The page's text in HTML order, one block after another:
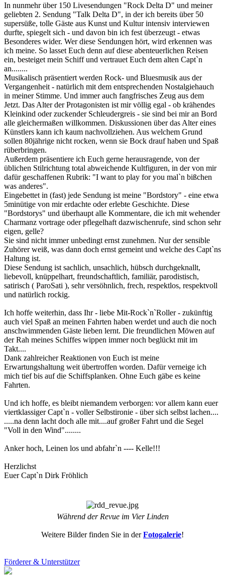
In nunmehr über 150 Livesendungen "Rock Delta D" und meiner
geliebten 2. Sendung "Talk Delta D", in der ich bereits über 50
supersüße, tolle Gäste aus Kunst und Kultur intensiv interviewen
durfte, spiegelt sich - und davon bin ich fest überzeugt - etwas
Besonderes wider. Wer diese Sendungen hört, wird erkennen was
ich meine. So lasset Euch denn auf diese abenteuerlichen Reisen
ein, besteiget mein Schiff und vertrauet Euch dem alten Capt`n
an........
Musikalisch präsentiert werden Rock- und Bluesmusik aus der
Vergangenheit - natürlich mit dem entsprechenden Nostalgiehauch
in meiner Stimme. Und immer auch fangfrisches Zeug aus dem
Jetzt. Das Alter der Protagonisten ist mir völlig egal - ob krähendes
Kleinkind oder zuckender Schleudergreis - sie sind bei mir an Bord
alle gleichermaßen willkommen. Diskussionen über das Alter eines
Künstlers kann ich kaum nachvollziehen. Aus welchem Grund
sollen 80jährige nicht rocken, wenn sie Bock drauf haben und Spaß
rüberbringen.
Außerdem präsentiere ich Euch gerne herausragende, von der
üblichen Stilrichtung total abweichende Kultfiguren, in der von mir
dafür geschaffenen Rubrik: "I want to play for you mal`n bißchen
was anderes".
Eingebettet in (fast) jede Sendung ist meine "Bordstory" - eine etwa
5minütige von mir erdachte oder erlebte Geschichte. Diese
"Bordstorys" und überhaupt alle Kommentare, die ich mit wehender
Charmanz vortrage oder pflegelhaft dazwischenrufe, sind schon sehr
eigen, gelle?
Sie sind nicht immer unbedingt ernst zunehmen. Nur der sensible
Zuhörer weiß, was dann doch ernst gemeint und welche des Capt`ns
Haltung ist.
Diese Sendung ist sachlich, unsachlich, hübsch durchgeknallt,
liebevoll, knüppelhart, freundschaftlich, familiär, parodistisch,
satirisch ( ParoSati ), sehr versöhnlich, frech, respektlos, respektvoll
und natürlich rockig.
Ich hoffe weiterhin, dass Ihr - liebe Mit-Rock`n`Roller - zukünftig
auch viel Spaß an meinen Fahrten haben werdet und auch die noch
anschwimmenden Gäste lieben lernt. Die freundlichen Möwen auf
der Rah meines Schiffes wippen immer noch beglückt mit im
Takt....
Dank zahlreicher Reaktionen von Euch ist meine
Erwartungshaltung weit übertroffen worden. Dafür verneige ich
mich tief bis auf die Schiffsplanken. Ohne Euch gäbe es keine
Fahrten.
Und ich hoffe, es bleibt niemandem verborgen: vor allem kann euer
viertklassiger Capt`n - voller Selbstironie - über sich selbst lachen....
.....na denn lacht doch alle mit....auf großer Fahrt und die Segel
"Voll in den Wind"........
Anker hoch, Leinen los und abfahr`n ---- Kelle!!!
Herzlichst
Euer Capt`n Dirk Fröhlich
Während der Revue im Vier Linden
Weitere Bilder finden Sie in derFotogalerie!
Förderer & Unterstützer